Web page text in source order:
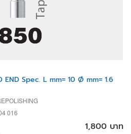
END Spec. L mm= 10 Ø mm= 1.6
016
1,800 บาท